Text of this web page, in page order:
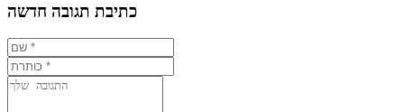
כתיבת תגובה חדשה